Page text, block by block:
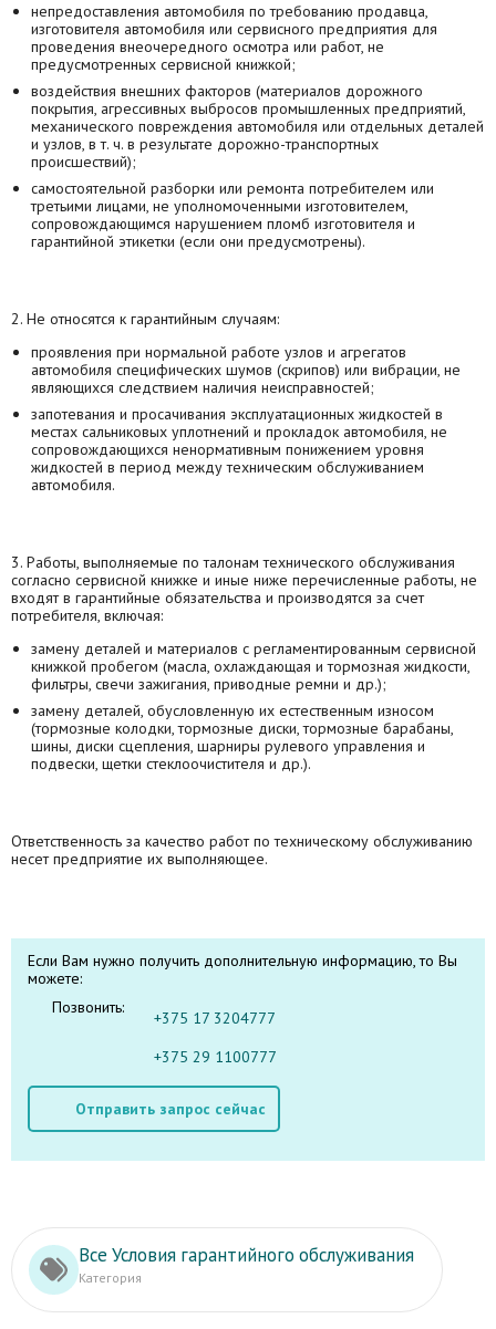
непредоставления автомобиля по требованию продавца,
изготовителя автомобиля или сервисного предприятия для
проведения внеочередного осмотра или работ, не
предусмотренных сервисной книжкой;
воздействия внешних факторов (материалов дорожного
покрытия, агрессивных выбросов промышленных предприятий,
механического повреждения автомобиля или отдельных деталей
и узлов, в т. ч. в результате дорожно-транспортных
происшествий);
самостоятельной разборки или ремонта потребителем или
третьими лицами, не уполномоченными изготовителем,
сопровождающимся нарушением пломб изготовителя и
гарантийной этикетки (если они предусмотрены).
2. Не относятся к гарантийным случаям:
проявления при нормальной работе узлов и агрегатов
автомобиля специфических шумов (скрипов) или вибрации, не
являющихся следствием наличия неисправностей;
запотевания и просачивания эксплуатационных жидкостей в
местах сальниковых уплотнений и прокладок автомобиля, не
сопровождающихся ненормативным понижением уровня
жидкостей в период между техническим обслуживанием
автомобиля.
3. Работы, выполняемые по талонам технического обслуживания
согласно сервисной книжке и иные ниже перечисленные работы, не
входят в гарантийные обязательства и производятся за счет
потребителя, включая:
замену деталей и материалов с регламентированным сервисной
книжкой пробегом (масла, охлаждающая и тормозная жидкости,
фильтры, свечи зажигания, приводные ремни и др.);
замену деталей, обусловленную их естественным износом
(тормозные колодки, тормозные диски, тормозные барабаны,
шины, диски сцепления, шарниры рулевого управления и
подвески, щетки стеклоочистителя и др.).
Ответственность за качество работ по техническому обслуживанию
несет предприятие их выполняющее.
Если Вам нужно получить дополнительную информацию, то Вы
можете:
Позвонить:
+375 17 3204777
+375 29 1100777
Отправить запрос сейчас
Все Условия гарантийного обслуживания
Категория